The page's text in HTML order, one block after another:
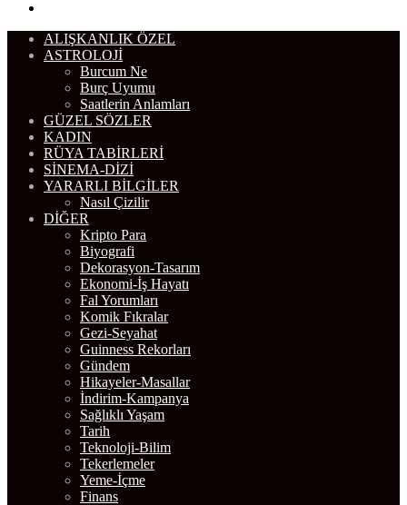
...
ALIŞKANLIK ÖZEL
ASTROLOJI
Burcum Ne
Burç Uyumu
Saatlerin Anlamları
GÜZEL SÖZLER
KADIN
RÜYA TABIRLERI
SINEMA-DIZI
YARARLI BILGILER
Nasıl Çizilir
DIĞER
Kripto Para
Biyografi
Dekorasyon-Tasarım
Ekonomi-İş Hayatı
Fal Yorumları
Komik Fıkralar
Gezi-Seyahat
Guinness Rekorları
Gündem
Hikayeler-Masallar
İndirim-Kampanya
Sağlıklı Yaşam
Tarih
Teknoloji-Bilim
Tekerlemeler
Yeme-İçme
Finans